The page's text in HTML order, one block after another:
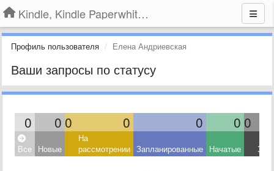
Kindle, Kindle Paperwhite, Kindle Voyage
Профиль пользователя Елена Андриевская
Ваши запросы по статусу
0 0 0 0 0 0 0
Все Новые
На
рассмотрении Запланированные Начатые